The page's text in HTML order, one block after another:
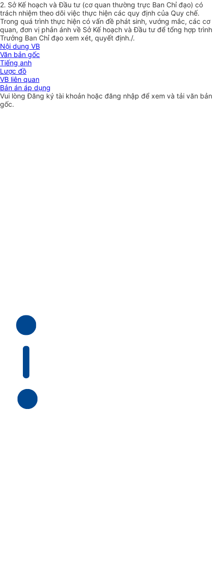
2. Sở Kế hoạch và Đầu tư (cơ quan thường trực Ban Chỉ đạo) có
trách nhiệm theo dõi việc thực hiện các quy định của Quy chế.
Trong quá trình thực hiện có vấn đề phát sinh, vướng mắc, các cơ
quan, đơn vị phản ánh về Sở Kế hoạch và Đầu tư để tổng hợp trình
Trưởng Ban Chỉ đạo xem xét, quyết định./.
Nội dung VB
Văn bản gốc
Tiếng anh
Lược đồ
VB liên quan
Bản án áp dụng
Vui lòngĐăng ký tài khoản hoặc đăng nhập để xem và tải văn bản
gốc.